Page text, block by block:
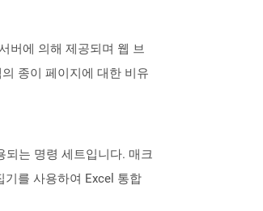
버에 의해 제공되며 웹 브
종이 페이지에 대한 비유
는 명령 세트입니다. 매크
를 사용하여 Excel 통합